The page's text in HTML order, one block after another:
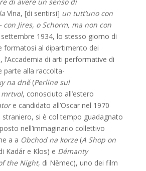
di avere un senso di
Vlna, [di sentirsi] un tutt’uno con
Jires, o Schorm, ma non con
settembre 1934, lo stesso giorno di
formatosi al dipartimento dei
l’Accademia di arti performative di
parte alla raccolta-
na dně (Perline sul
mrtvol, conosciuto all’estero
e candidato all’Oscar nel 1970
si è col tempo guadagnato
nell’immaginario collettivo
a a Obchod na korze(A Shop on
Kadár e Klos) e Démanty
the Night, di Němec), uno dei film